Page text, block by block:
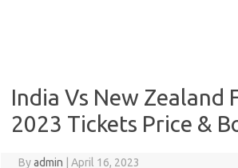
India Vs New Zealand
2023 Tickets Price &
Byadmin April 16, 2023